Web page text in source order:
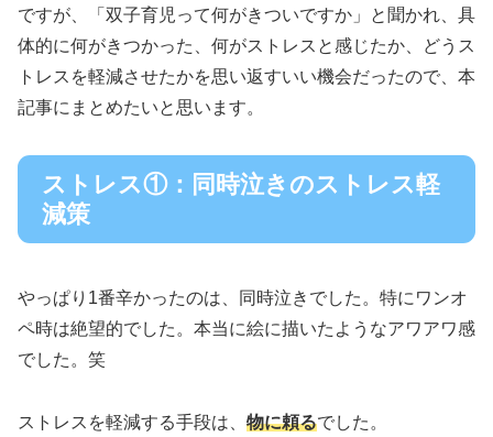
ですが、「双子育児って何がきついですか」と聞かれ、具
体的に何がきつかった、何がストレスと感じたか、どうス
トレスを軽減させたかを思い返すいい機会だったので、本
記事にまとめたいと思います。
ストレス①：同時泣きのストレス軽
減策
やっぱり1番辛かったのは、同時泣きでした。特にワンオ
ペ時は絶望的でした。本当に絵に描いたようなアワアワ感
でした。笑
ストレスを軽減する手段は、 物に頼るでした。